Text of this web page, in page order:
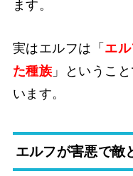
ます。
実はエルフは「 エ
た種族 」というこ
います。
エルフが害悪で敵